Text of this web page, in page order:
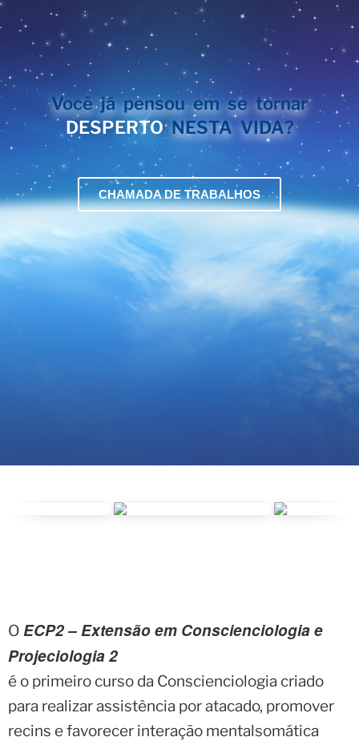
Você já pensou em se tornar
DESPERTO NESTA VIDA?
CHAMADA DE TRABALHOS
O ECP2 – Extensão em Conscienciologia e
Projeciologia 2
é o primeiro curso da Conscienciologia criado
para realizar assistência por atacado, promover
recins e favorecer interação mentalsomática